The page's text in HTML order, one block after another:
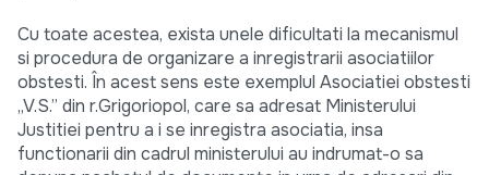
Cu toate acestea, exista unele dificultati la mecanismul
si procedura de organizare a inregistrarii asociatiilor
obstesti. În acest sens este exemplul Asociatiei obstesti
„V.S.” din r.Grigoriopol, care sa adresat Ministerului
Justitiei pentru a i se inregistra asociatia, insa
functionarii din cadrul ministerului au indrumat-o sa